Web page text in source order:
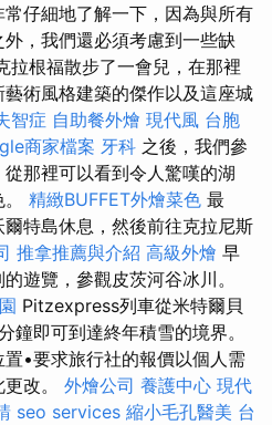
仔細地了解一下，因為與所有
，我們還必須考慮到一些缺
拉根福散步了一會兒，在那裡
術風格建築的傑作以及這座城
智症 自助餐外燴 現代風 台胞
商家檔案 牙科 之後，我們參
那裡可以看到令人驚嘆的湖
精緻BUFFET外燴菜色 最
特島休息，然後前往克拉尼斯
推拿推薦與介紹 高級外燴 早
遊覽，參觀皮茨河谷冰川。
Pitzexpress列車從米特爾貝
鐘即可到達終年積雪的境界。
•要求旅行社的報價以個人需
改。 外燴公司 養護中心 現代
seo services 縮小毛孔醫美 台